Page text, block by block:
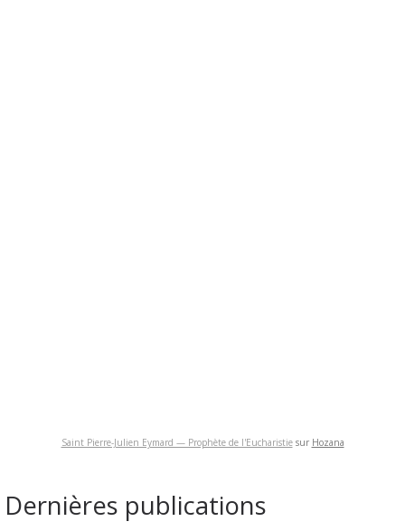
Saint Pierre-Julien Eymard — Prophète de l'Eucharistiesur Hozana
Dernières publications